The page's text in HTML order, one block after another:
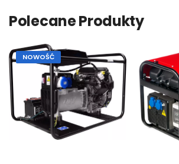
Polecane Produkty
NOWOŚĆ